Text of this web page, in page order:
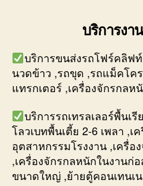
บริการงา
บริการขนส่งรถโฟร์คลิฟ
นวดข้าว ,รถขุด ,รถแม็คโค
แทรกเตอร์ ,เครื่องจักรกลห
บริการรถเทรลเลอร์พื้นเ
โลวเบทพื้นเตี้ย 2-6 เพลา ,เ
อุตสาหกรรมโรงงาน ,เครื่อ
,เครื่องจักรกลหนักในงานก่
ขนาดใหญ่ ,ย้ายตู้คอนเทนเ